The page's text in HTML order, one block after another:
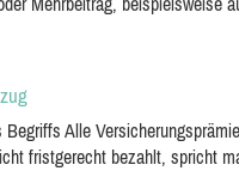
Begriffs Alle
fristgerecht bezahlt, spricht